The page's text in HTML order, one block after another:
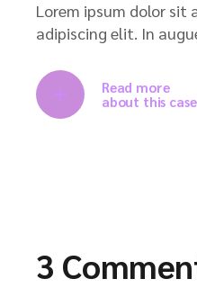
Lorem ipsum dolor
adipiscing elit. In
Read more
about this case
3